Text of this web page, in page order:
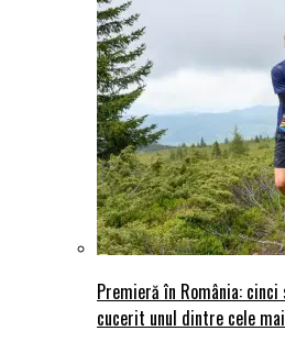
Premieră în România:
cucerit unul dintre cele